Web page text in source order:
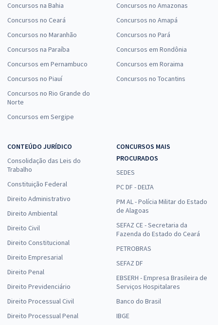
Concursos na Bahia
Concursos no Ceará
Concursos no Maranhão
Concursos na Paraíba
Concursos em Pernambuco
Concursos no Piauí
Concursos no Rio Grande do
Norte
Concursos em Sergipe
Concursos no Amazonas
Concursos no Amapá
Concursos no Pará
Concursos em Rondônia
Concursos em Roraima
Concursos no Tocantins
CONTEÚDO JURÍDICO
Consolidação das Leis do
Trabalho
Constituição Federal
Direito Administrativo
Direito Ambiental
Direito Civil
Direito Constitucional
Direito Empresarial
Direito Penal
Direito Previdenciário
Direito Processual Civil
Direito Processual Penal
CONCURSOS MAIS
PROCURADOS
SEDES
PC DF - DELTA
PM AL - Polícia Militar do Estado
de Alagoas
SEFAZ CE - Secretaria da
Fazenda do Estado do Ceará
PETROBRAS
SEFAZ DF
EBSERH - Empresa Brasileira de
Serviços Hospitalares
Banco do Brasil
IBGE